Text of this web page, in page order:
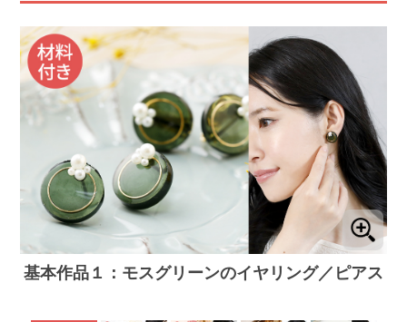
基本作品１：モスグリーンのイヤリング／ピアス